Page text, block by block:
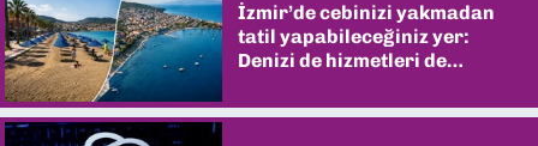
İzmir’de cebinizi yakmadan
tatil yapabileceğiniz yer:
Denizi de hizmetleri de